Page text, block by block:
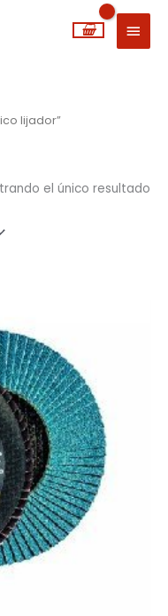
MENÚ
lijador”
el único resultado